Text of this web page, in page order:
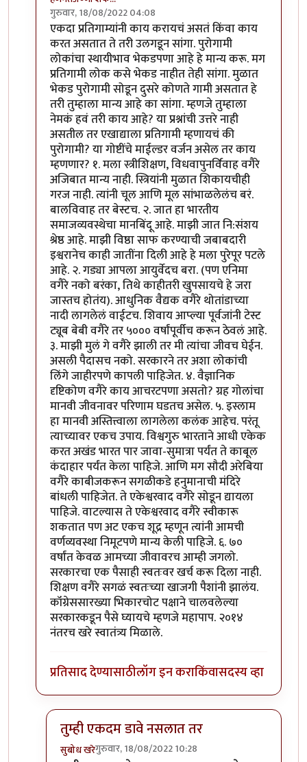
गुरुवार, 18/08/2022 04:08
In reply toआमीर खान ने आपला दुटप्पीपणाbyसुबोध खरे
एकदा प्रतिगाम्यांनी काय करायचं असतं किंवा काय
करत असतात ते तरी उलगडून सांगा. पुरोगामी
लोकांचा स्थायीभाव भेकडपणा आहे हे मान्य करू. मग
प्रतिगामी लोक कसे भेकड नाहीत तेही सांगा. मुळात
भेकड पुरोगामी सोडून दुसरे कोणते गामी असतात हे
तरी तुम्हाला मान्य आहे का सांगा. म्हणजे तुम्हाला
नेमकं हवं तरी काय आहे? या प्रश्नांची उत्तरे नाही
असतील तर एखाद्याला प्रतिगामी म्हणायचं की
पुरोगामी? या गोष्टींचे माईल्डर वर्जन असेल तर काय
म्हणणार? १. मला स्त्रीशिक्षण, विधवापुनर्विवाह वगैरे
अजिबात मान्य नाही. स्त्रियांनी मुळात शिकायचीही
गरज नाही. त्यांनी चूल आणि मूल सांभाळलेलंच बरं.
बालविवाह तर बेस्टच. २. जात हा भारतीय
समाजव्यवस्थेचा मानबिंदू आहे. माझी जात नि:संशय
श्रेष्ठ आहे. माझी विष्ठा साफ करण्याची जबाबदारी
इश्वरानेच काही जातींना दिली आहे हे मला पुरेपूर पटले
आहे. २. गड्या आपला आयुर्वेदच बरा. (पण एनिमा
वगैरे नको बरंका, तिथे काहीतरी खुपसायचे हे जरा
जास्तच होतंय). आधुनिक वैद्यक वगैरे थोतांडाच्या
नादी लागलेलं वाईटच. शिवाय आप्ल्या पूर्वजांनी टेस्ट
ट्यूब बेबी वगैरे तर ५००० वर्षांपूर्वीच करून ठेवलं आहे.
३. माझी मुलं गे वगैरे झाली तर मी त्यांचा जीवच घेईन.
असली पैदासच नको. सरकारने तर अशा लोकांची
लिंगे जाहीरपणे कापली पाहिजेत. ४. वैज्ञानिक
दृष्टिकोण वगैरे काय आचरटपणा असतो? ग्रह गोलांचा
मानवी जीवनावर परिणाम घडतच असेल. ५. इस्लाम
हा मानवी अस्तित्त्वाला लागलेला कलंक आहेच. परंतू
त्याच्यावर एकच उपाय. विश्वगुरु भारताने आधी एकेक
करत अखंड भारत पार जावा-सुमात्रा पर्यंत ते काबूल
कंदाहार पर्यंत केला पाहिजे. आणि मग सौदी अरेबिया
वगैरे काबीजकरून सगळीकडे हनुमानाची मंदिरे
बांधली पाहिजेत. ते एकेश्वरवाद वगैरे सोडून द्यायला
पाहिजे. वाटल्यास ते एकेश्वरवाद वगैरे स्वीकारू
शकतात पण अट एकच शूद्र म्हणून त्यांनी आमची
वर्णव्यवस्था निमूटपणे मान्य केली पाहिजे. ६. ७०
वर्षांत केवळ आमच्या जीवावरच आम्ही जगलो.
सरकारचा एक पैसाही स्वतःवर खर्च करू दिला नाही.
शिक्षण वगैरे सगळं स्वतःच्या खाजगी पैशांनी झालंय.
कॉंग्रेससारख्या भिकारचोट पक्षाने चालवलेल्या
सरकारकडून पैसे घ्यायचे म्हणजे महापाप. २०१४
नंतरच खरे स्वातंत्र्य मिळाले.
प्रतिसाद देण्यासाठीलॉग इन कराकिंवासदस्य व्हा
तुम्ही एकदम डावे नसलात तर
सुबोध खरेगुरुवार, 18/08/2022 10:28